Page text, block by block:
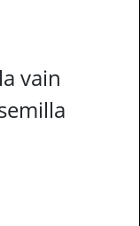
vain